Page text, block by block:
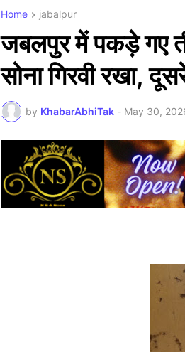
Home jabalpur
जबलपुर में पकड़े गए
सोना गिरवी रखा,
by KhabarAbhiTak - May 30,